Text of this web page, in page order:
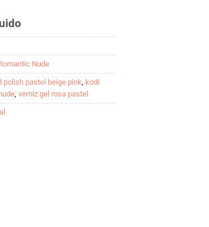
Nude
polish pastel beige pink kodi
verniz gel rosa pastel